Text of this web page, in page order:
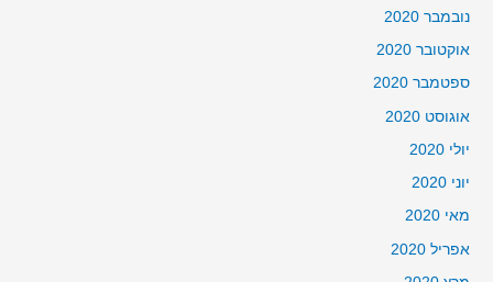
נובמבר 2020
אוקטובר 2020
ספטמבר 2020
אוגוסט 2020
יולי 2020
יוני 2020
מאי 2020
אפריל 2020